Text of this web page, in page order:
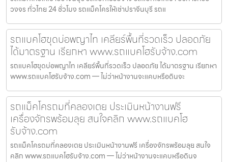
วงจร ทั่วไทย 24 ชั่วโมง รถแม็คโครให้เช่าปราจีนบุรี รถแ
รถแบคโฮขุดบ่อพญาไท เคลียร์พื้นที่รวดเร็ว ปลอดภัย
ได้มาตรฐาน เรียกหา www.รถแบคโฮรับจ้าง.com
รถแบคโฮขุดบ่อพญาไท เคลียร์พื้นที่รวดเร็ว ปลอดภัย ได้มาตรฐาน เรียกหา
www.รถแบคโฮรับจ้าง.com — ไม่ว่าหน้างานจะแคบหรือดินจะ
รถแม็คโครถมที่คลองเตย ประเมินหน้างานฟรี
เครื่องจักรพร้อมลุย สนใจคลิก www.รถแบคโฮ
รับจ้าง.com
รถแม็คโครถมที่คลองเตย ประเมินหน้างานฟรี เครื่องจักรพร้อมลุย สนใจ
คลิก www.รถแบคโฮรับจ้าง.com — ไม่ว่าหน้างานจะแคบหรือดินจ